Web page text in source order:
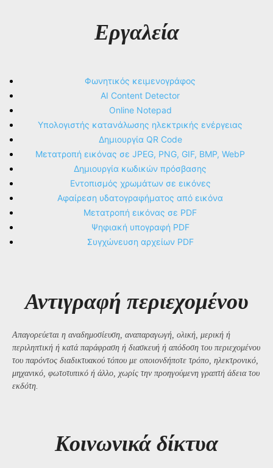
Εργαλεία
Φωνητικός κειμενογράφος
AI Content Detector
Online Notepad
Υπολογιστής κατανάλωσης ηλεκτρικής ενέργειας
Δημιουργία QR Code
Μετατροπή εικόνας σε JPEG, PNG, GIF, BMP, WebP
Δημιουργία κωδικών πρόσβασης
Εντοπισμός χρωμάτων σε εικόνες
Αφαίρεση υδατογραφήματος από εικόνα
Μετατροπή εικόνας σε PDF
Ψηφιακή υπογραφή PDF
Συγχώνευση αρχείων PDF
Αντιγραφή περιεχομένου
Απαγορεύεται η αναδημοσίευση, αναπαραγωγή, ολική, μερική ή
περιληπτική ή κατά παράφραση ή διασκευή ή απόδοση του περιεχομένου
του παρόντος διαδικτυακού τόπου με οποιονδήποτε τρόπο, ηλεκτρονικό,
μηχανικό, φωτοτυπικό ή άλλο, χωρίς την προηγούμενη γραπτή άδεια του
εκδότη.
Kοινωνικά δίκτυα